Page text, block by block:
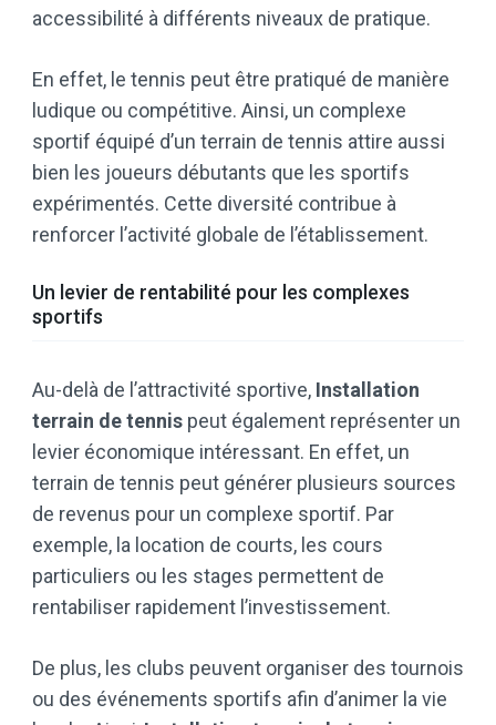
accessibilité à différents niveaux de pratique.
En effet, le tennis peut être pratiqué de manière
ludique ou compétitive. Ainsi, un complexe
sportif équipé d’un terrain de tennis attire aussi
bien les joueurs débutants que les sportifs
expérimentés. Cette diversité contribue à
renforcer l’activité globale de l’établissement.
Un levier de rentabilité pour les complexes
sportifs
Au-delà de l’attractivité sportive, Installation
terrain de tennis peut également représenter un
levier économique intéressant. En effet, un
terrain de tennis peut générer plusieurs sources
de revenus pour un complexe sportif. Par
exemple, la location de courts, les cours
particuliers ou les stages permettent de
rentabiliser rapidement l’investissement.
De plus, les clubs peuvent organiser des tournois
ou des événements sportifs afin d’animer la vie